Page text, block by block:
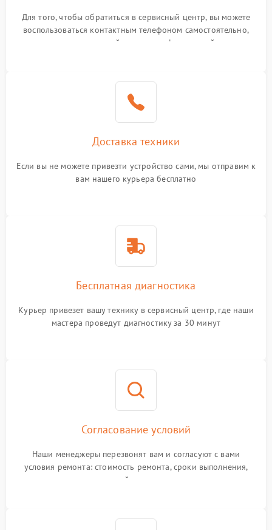
Для того, чтобы обратиться в сервисный центр, вы можете
воспользоваться контактным телефоном самостоятельно,
или оставить свой номер телефона на сайте
Доставка техники
Если вы не можете привезти устройство сами, мы отправим к
вам нашего курьера бесплатно
Бесплатная диагностика
Курьер привезет вашу технику в сервисный центр, где наши
мастера проведут диагностику за 30 минут
Согласование условий
Наши менеджеры перезвонят вам и согласуют с вами
условия ремонта: стоимость ремонта, сроки выполнения,
гарантийные условия